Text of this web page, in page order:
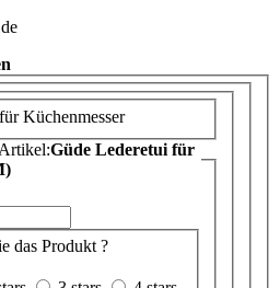
Güde Lederetui für
das Produkt ?